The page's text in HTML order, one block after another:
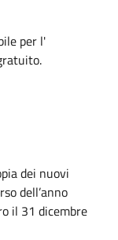
per l'
dei nuovi
dell’anno
il 31 dicembre